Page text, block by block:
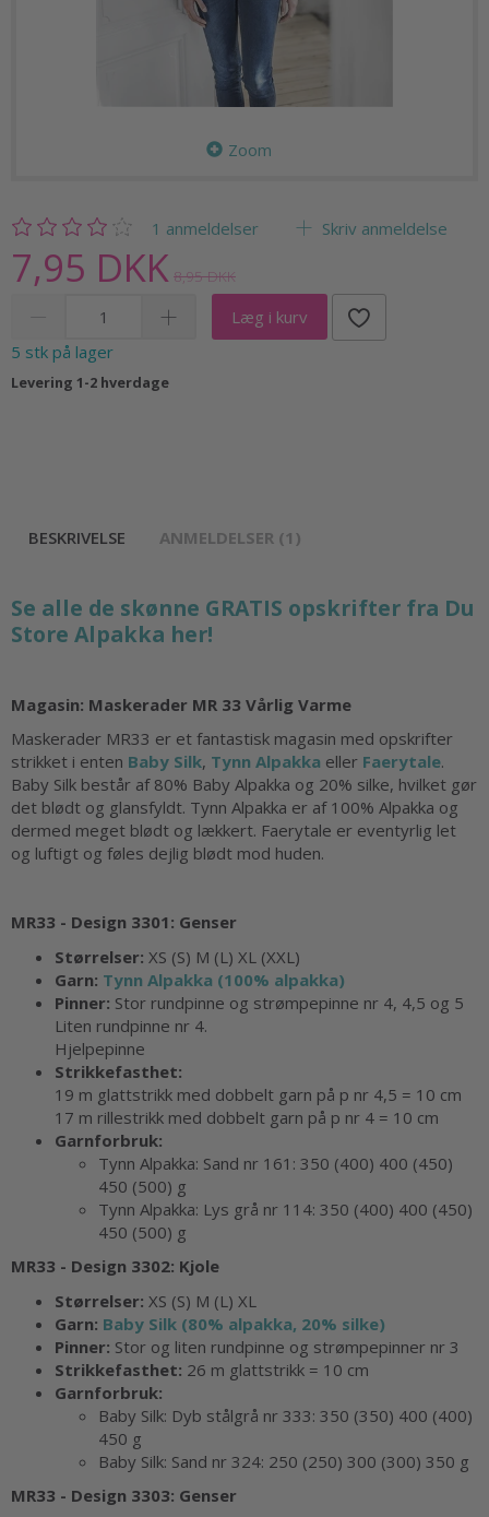
Zoom
1 anmeldelser Skriv anmeldelse
7,95 DKK 8,95 DKK
Læg i kurv
5 stk på lager
Levering 1-2 hverdage
BESKRIVELSE ANMELDELSER (1)
Se alle de skønne GRATIS opskrifter fra Du
Store Alpakka her!
Magasin: Maskerader MR 33 Vårlig Varme
Maskerader MR33 er et fantastisk magasin med opskrifter
strikket i enten Baby Silk, Tynn Alpakka eller Faerytale.
Baby Silk består af 80% Baby Alpakka og 20% silke, hvilket gør
det blødt og glansfyldt. Tynn Alpakka er af 100% Alpakka og
dermed meget blødt og lækkert. Faerytale er eventyrlig let
og luftigt og føles dejlig blødt mod huden.
MR33 - Design 3301: Genser
Størrelser: XS (S) M (L) XL (XXL)
Garn: Tynn Alpakka (100% alpakka)
Pinner: Stor rundpinne og strømpepinne nr 4, 4,5 og 5
Liten rundpinne nr 4.
Hjelpepinne
Strikkefasthet:
19 m glattstrikk med dobbelt garn på p nr 4,5 = 10 cm
17 m rillestrikk med dobbelt garn på p nr 4 = 10 cm
Garnforbruk:
Tynn Alpakka: Sand nr 161: 350 (400) 400 (450)
450 (500) g
Tynn Alpakka: Lys grå nr 114: 350 (400) 400 (450)
450 (500) g
MR33 - Design 3302: Kjole
Størrelser: XS (S) M (L) XL
Garn: Baby Silk (80% alpakka, 20% silke)
Pinner: Stor og liten rundpinne og strømpepinner nr 3
Strikkefasthet: 26 m glattstrikk = 10 cm
Garnforbruk:
Baby Silk: Dyb stålgrå nr 333: 350 (350) 400 (400)
450 g
Baby Silk: Sand nr 324: 250 (250) 300 (300) 350 g
MR33 - Design 3303: Genser